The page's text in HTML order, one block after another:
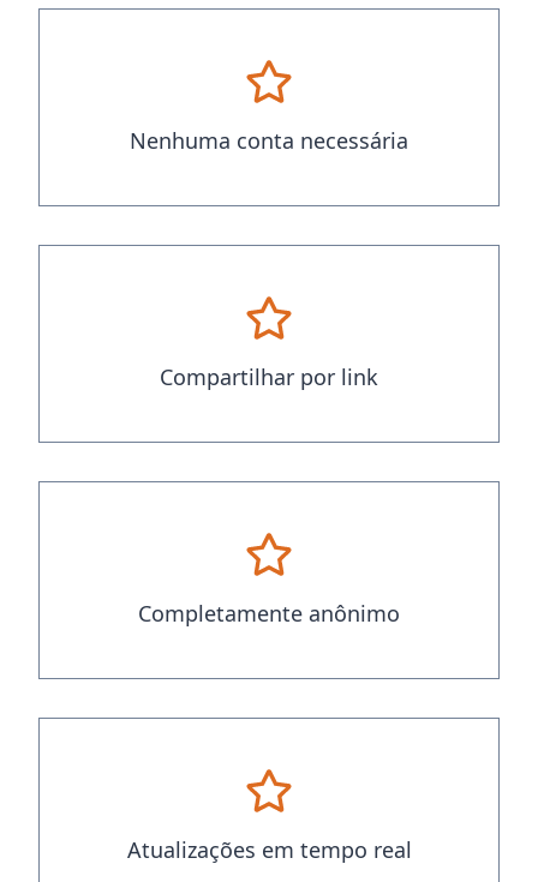
Nenhuma conta necessária
Compartilhar por link
Completamente anônimo
Atualizações em tempo real